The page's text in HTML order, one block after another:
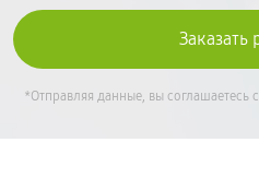
*Отправляя данные, вы соглашаетесь с